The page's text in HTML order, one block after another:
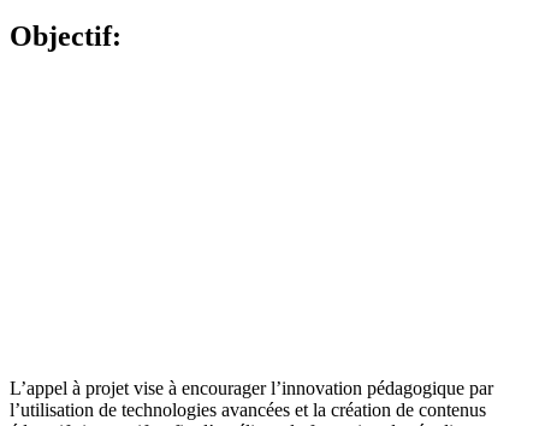
Objectif:
L’appel à projet vise à encourager l’innovation pédagogique par
l’utilisation de technologies avancées et la création de contenus